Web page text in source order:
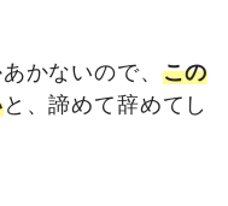
かないので、 この
と、諦めて辞めてし